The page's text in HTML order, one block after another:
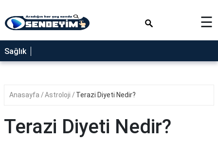
SAĞLIK
NEDİR
YEMEK
RÜYA
☰
Sağlık
Anasayfa Astroloji Terazi Diyeti Nedir?
Terazi Diyeti Nedir?